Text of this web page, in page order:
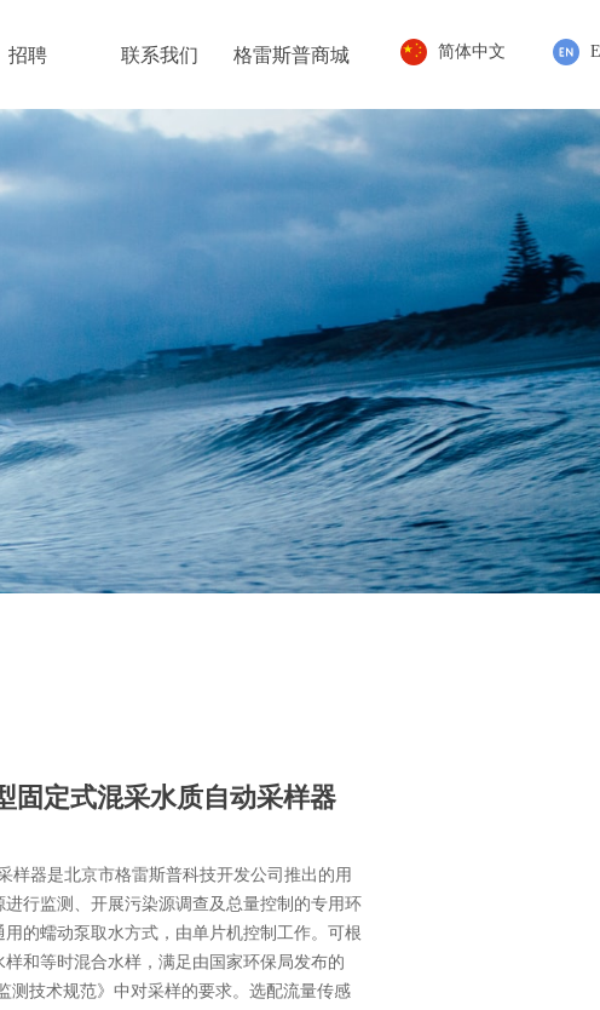
招聘 联系我们 格雷斯普商城 简体中文
固定式混采水质自动采样器
样器是北京市格雷斯普科技开发公司推出的用
行监测、开展污染源调查及总量控制的专用环
的蠕动泵取水方式，由单片机控制工作。可根
和等时混合水样，满足由国家环保局发布的
测技术规范》中对采样的要求。选配流量传感